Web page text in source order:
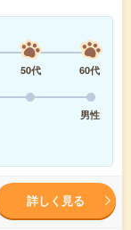
50代
60代
男性
詳しく見る